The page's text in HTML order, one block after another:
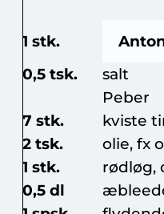
1 stk.
0,5 tsk.
salt
Peber
7 stk.
kviste
2 tsk.
olie, fx
1 stk.
rødløg,
0,5 dl